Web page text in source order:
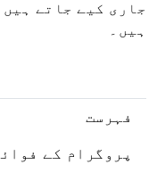
جاری کیے جاتے
ہیں۔
فہرست
پروگرام کے